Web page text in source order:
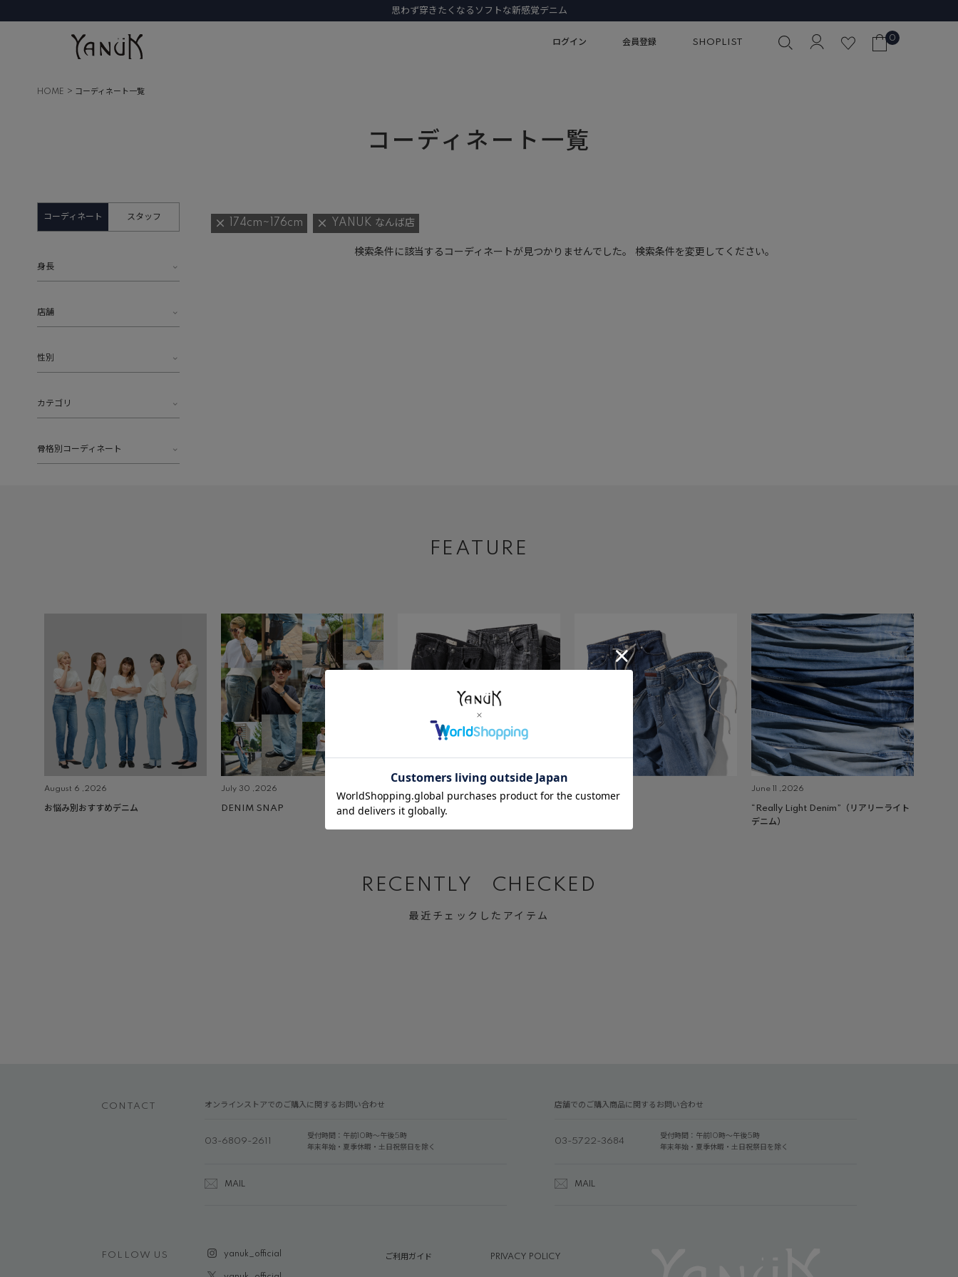
思わず穿きたくなるソフトな新感覚デニム
ログイン 会員登録 SHOPLIST 0
HOME コーディネート一覧
コーディネート一覧
コーディネート スタッフ
身長
店舗
性別
カテゴリ
骨格別コーディネート
174cm~176cm YANUK なんば店
検索条件に該当するコーディネートが見つかりませんでした。 検索条件を変更してください。
FEATURE
August 6 ,2026
お悩み別おすすめデニム
July 30 ,2026
DENIM SNAP BLACK&GRAY DENIM
June 11 ,2026
“Really Light Denim”（リアリーライト
デニム）
RECENTLY CHECKED
最近チェックしたアイテム
CONTACT オンラインストアでのご購入に関するお問い合わせ
03-6809-2611
受付時間：午前10時～午後5時
年末年始・夏季休暇・土日祝祭日を除く
MAIL
店舗でのご購入商品に関するお問い合わせ
03-5722-3684
受付時間：午前10時～午後5時
年末年始・夏季休暇・土日祝祭日を除く
MAIL
FOLLOW US yanuk_official ご利用ガイド PRIVACY POLICY